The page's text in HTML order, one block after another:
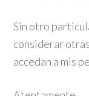
Sin otro
considerar
accedan a mis